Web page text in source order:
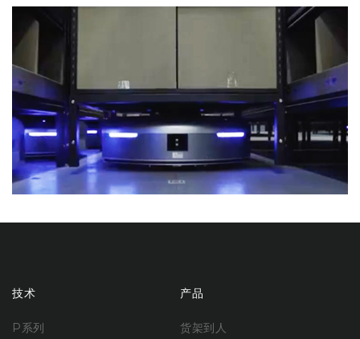
技术
P系列
产品
货架到人